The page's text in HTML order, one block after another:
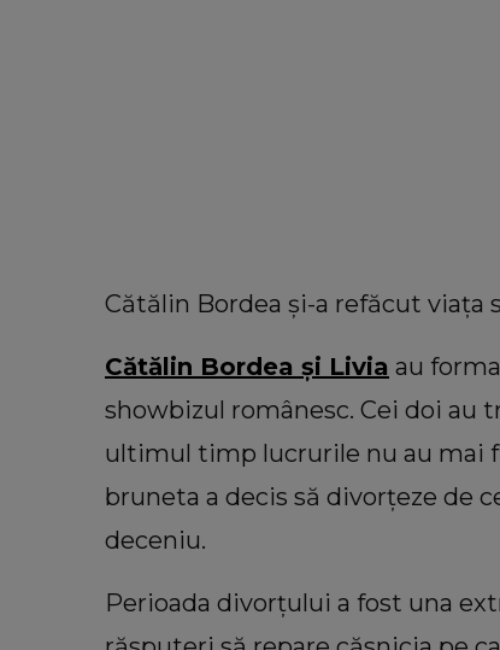
Cătălin Bordea și-a refăcut
Cătălin Bordea și Livia au
showbizul românesc. Cei doi au
ultimul timp lucrurile nu au mai
bruneta a decis să divorțeze de
deceniu.
Perioada divorțului a fost una
VIDEO Motivul pentru
Bahmuțeanu a amânat